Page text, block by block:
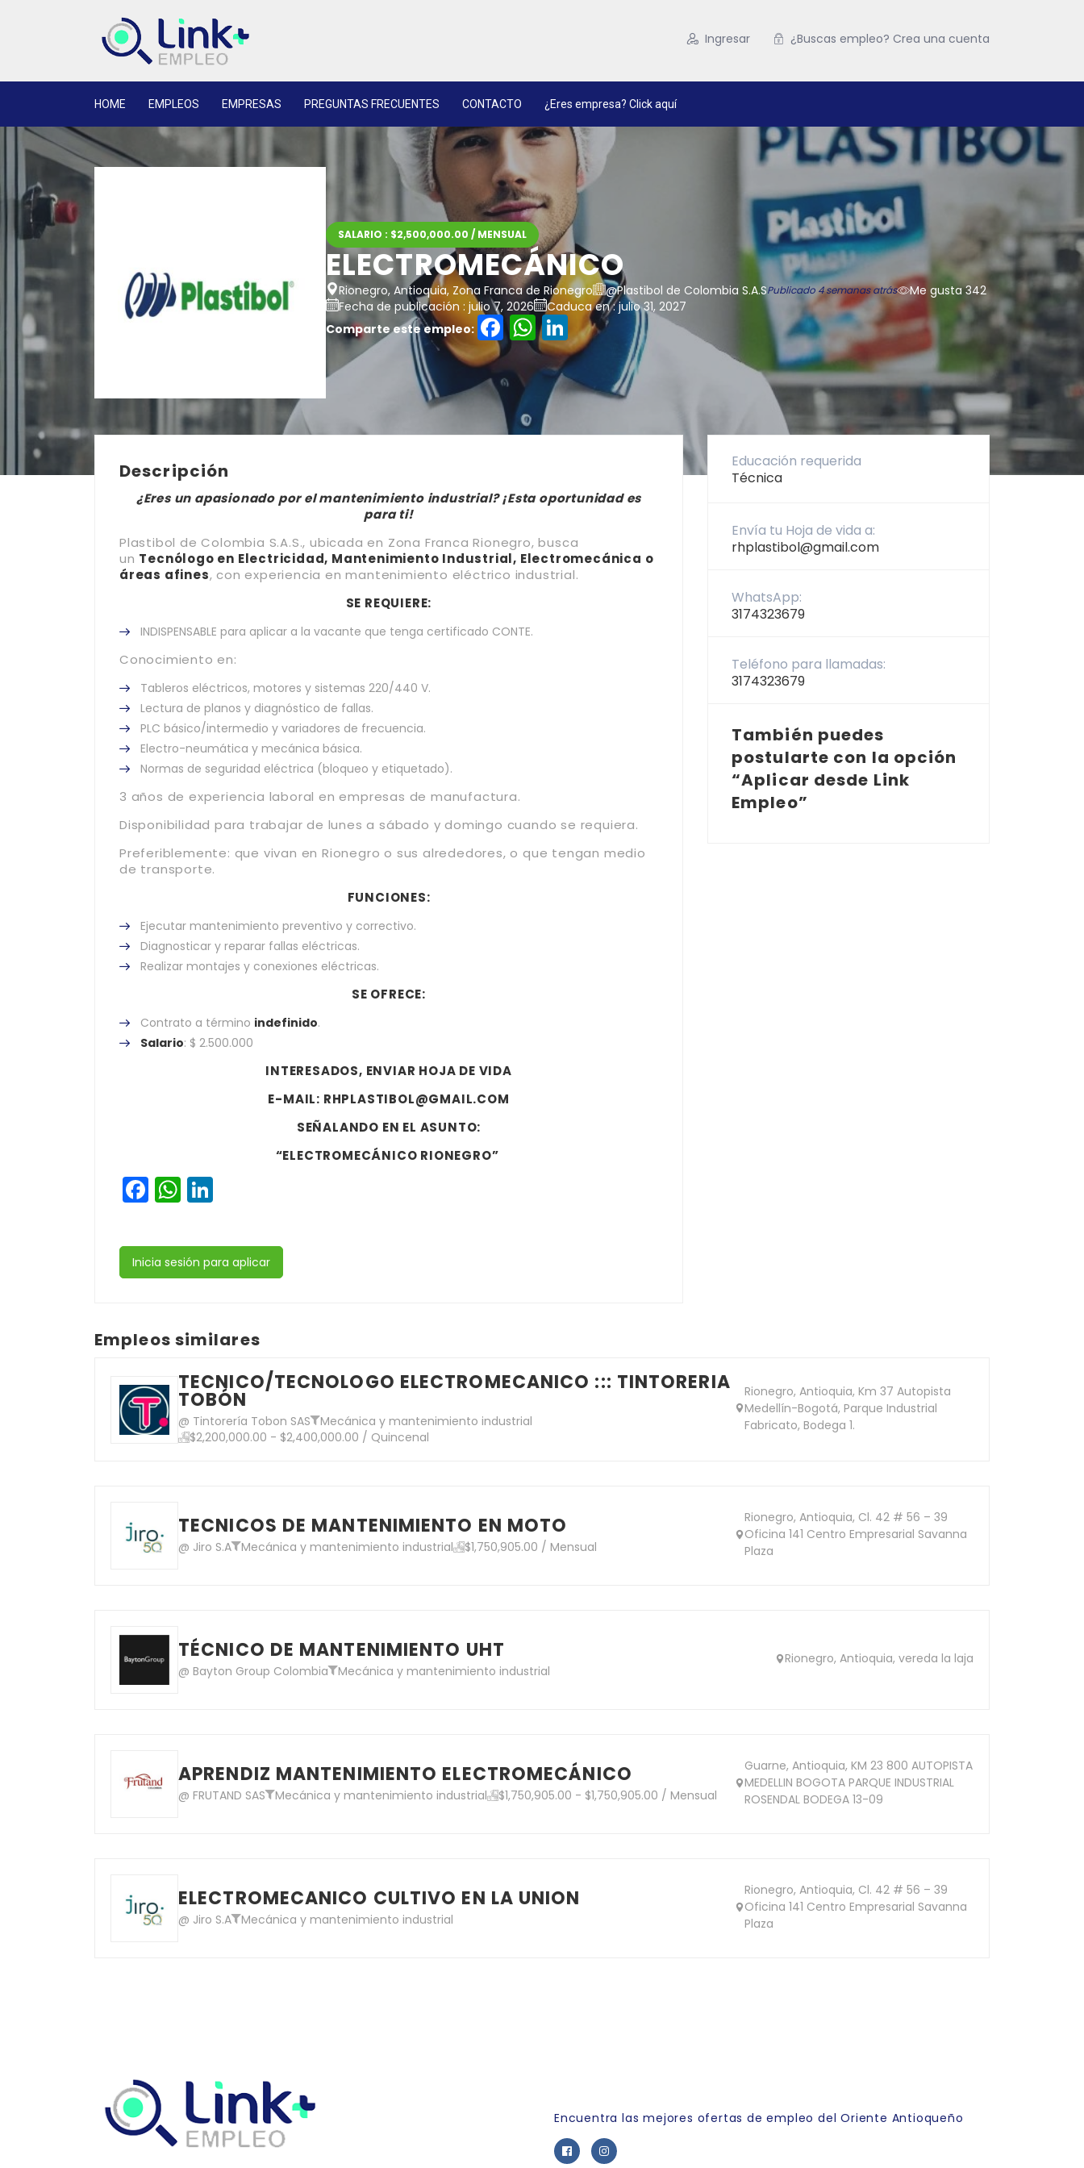
Ingresar ¿Buscas empleo? Crea una cuenta
HOME EMPLEOS EMPRESAS PREGUNTAS FRECUENTES CONTACTO ¿Eres empresa? Click aquí
SALARIO : $2,500,000.00 / MENSUAL
ELECTROMECÁNICO
Rionegro, Antioquia, Zona Franca de Rionegro @Plastibol de Colombia S.A.SPublicado 4 semanas atrás
Me gusta 342
Fecha de publicación : julio 7, 2026
Caduca en : julio 31, 2027
Comparte este empleo:
Facebook
WhatsApp
LinkedIn
Descripción
¿Eres un apasionado por el mantenimiento industrial?¡Esta oportunidad es
para ti!
Plastibol de Colombia S.A.S., ubicada en Zona Franca Rionegro, busca
un Tecnólogo en Electricidad, Mantenimiento Industrial, Electromecánica o
áreas afines, con experiencia en mantenimiento eléctrico industrial.
SE REQUIERE:
INDISPENSABLE para aplicar a la vacante que tenga certificado CONTE.
Conocimiento en:
Tableros eléctricos, motores y sistemas 220/440 V.
Lectura de planos y diagnóstico de fallas.
PLC básico/intermedio y variadores de frecuencia.
Electro-neumática y mecánica básica.
Normas de seguridad eléctrica (bloqueo y etiquetado).
3 años de experiencia laboral en empresas de manufactura.
Disponibilidad para trabajar de lunes a sábado y domingo cuando se requiera.
Preferiblemente: que vivan en Rionegro o sus alrededores, o que tengan medio
de transporte.
FUNCIONES:
Ejecutar mantenimiento preventivo y correctivo.
Diagnosticar y reparar fallas eléctricas.
Realizar montajes y conexiones eléctricas.
SE OFRECE:
Contrato a término indefinido.
Salario: $ 2.500.000
INTERESADOS, ENVIAR HOJA DE VIDA
E-MAIL: RHPLASTIBOL@GMAIL.COM
SEÑALANDO EN EL ASUNTO:
“ELECTROMECÁNICO RIONEGRO”
Facebook
WhatsApp
Inicia sesión para aplicar
Educación requerida
Técnica
Envía tu Hoja de vida a:
rhplastibol@gmail.com
WhatsApp:
3174323679
Teléfono para llamadas:
3174323679
También puedes
postularte con la opción
“Aplicar desde Link
Empleo”
Empleos similares
TECNICO/TECNOLOGO ELECTROMECANICO ::: TINTORERIA
TOBÓN
@ Tintorería Tobon SAS
Mecánica y mantenimiento industrial
$2,200,000.00 - $2,400,000.00 / Quincenal
Rionegro, Antioquia, Km 37 Autopista
Medellín-Bogotá, Parque Industrial
Fabricato, Bodega 1.
TECNICOS DE MANTENIMIENTO EN MOTO
@ Jiro S.A Mecánica y mantenimiento industrial $1,750,905.00 / Mensual
Rionegro, Antioquia, Cl. 42 # 56 – 39
Oficina 141 Centro Empresarial Savanna
Plaza
TÉCNICO DE MANTENIMIENTO UHT
@ Bayton Group Colombia Mecánica y mantenimiento industrial
Rionegro, Antioquia, vereda la laja
APRENDIZ MANTENIMIENTO ELECTROMECÁNICO
@ FRUTAND SAS Mecánica y mantenimiento industrial $1,750,905.00 - $1,750,905.00 / Mensual
Guarne, Antioquia, KM 23 800 AUTOPISTA
MEDELLIN BOGOTA PARQUE INDUSTRIAL
ROSENDAL BODEGA 13-09
ELECTROMECANICO CULTIVO EN LA UNION
@ Jiro S.A Mecánica y mantenimiento industrial
Rionegro, Antioquia, Cl. 42 # 56 – 39
Oficina 141 Centro Empresarial Savanna
Plaza
Encuentra las mejores ofertas de empleo del Oriente Antioqueño